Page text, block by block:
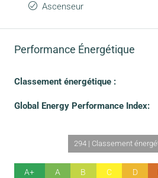
Ascenseur
Performance Énergétique
Classement énergétique :
Global Energy Performance Index:
A+ A B C D
294 | Classement